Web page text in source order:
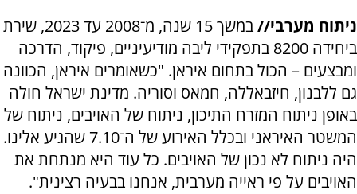
ניתוח מערבי//
במשך 15 שנה, מ־2008 עד 2023, שירת
ביחידה 8200 בתפקידי ליבה מודיעיניים, פיקוד, הדרכה
ומבצעים – הכול בתחום איראן. "כשאומרים איראן, הכוונה
גם ללבנון, חיזבאללה, חמאס וסוריה. מדינת ישראל חולה
באופן ניתוח המזרח התיכון, ניתוח של האויבים, ניתוח של
המשטר האיראני ובכלל האירוע של ה־7.10 שהגיע אלינו.
היה ניתוח לא נכון של האויבים. כל עוד היא מנתחת את
האויבים על פי ראייה מערבית, אנחנו בבעיה רצינית".